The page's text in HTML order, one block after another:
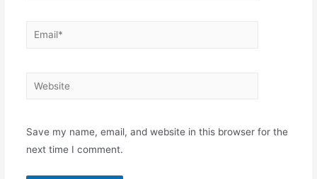
Email*
Website
Save my name, email, and website in this browser for the
next time I comment.